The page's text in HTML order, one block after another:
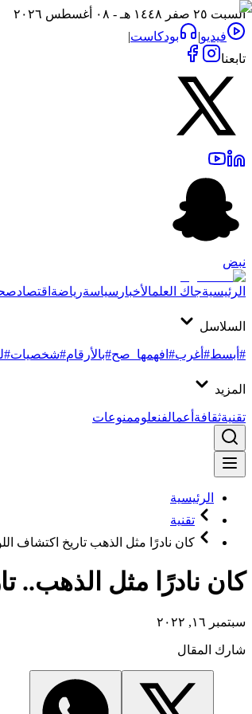
السبت ٢٥ صفر ١٤٤٨ هـ - ٠٨ أغسطس ٢٠٢٦
فيديو| بودكاست|
تابعنا
نبض
الرئيسيةجاك العلمالأخبار سياسةرياضة اقتصاد
السلاسل
#أبسط#أغرب#افهمها_صح#بالأرقام#شخصيات
المزيد
تقنيةثقافة أعمالفنعلوممنوعات
الرئيسية
تقنية
كان نادرًا مثل الذهب تاريخ اكتشاف
كان نادرًا مثل الذهب..
سبتمبر ١٦, ٢٠٢٢
شارك المقال